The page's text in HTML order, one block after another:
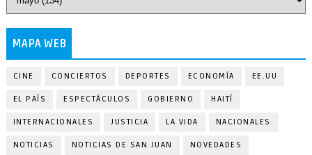
MAPA WEB
CINE CONCIERTOS DEPORTES ECONOMÍA EE.UU
EL PAÍS ESPECTÁCULOS GOBIERNO HAITÍ
INTERNACIONALES JUSTICIA LA VIDA NACIONALES
NOTICIAS NOTICIAS DE SAN JUAN NOVEDADES